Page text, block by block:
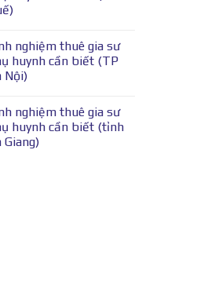
nghiệm thuê gia sư
huynh cần biết (TP
Nội)
nghiệm thuê gia sư
huynh cần biết (tỉnh
Giang)